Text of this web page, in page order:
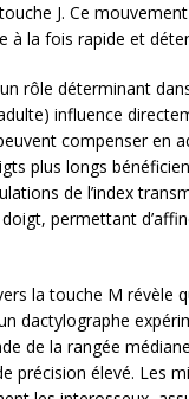
J. Ce
à la fois rapide et
rôle déterminant
influence
compenser en
plus longs
de l’index
permettant
la touche M révèle
dactylographe
de la rangée
précision élevé. Les